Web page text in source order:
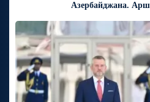
Азербайджана.